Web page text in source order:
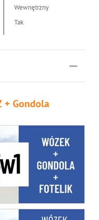
Wewnętrzny
Tak
+ Gondola